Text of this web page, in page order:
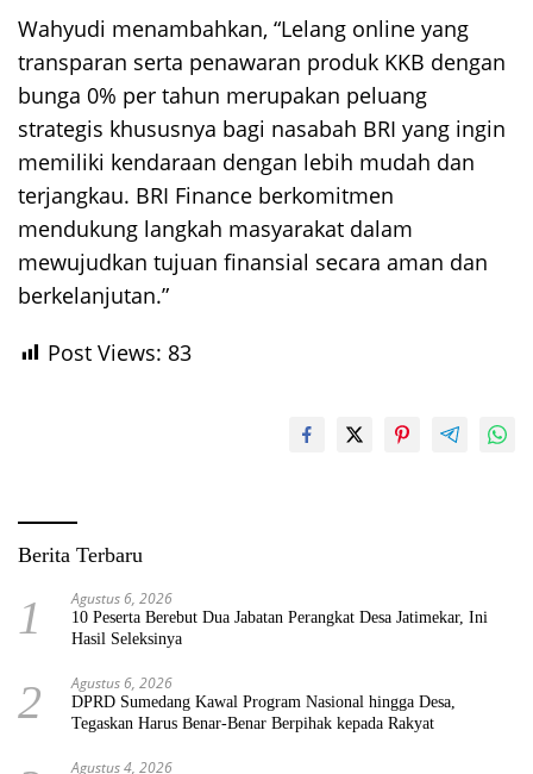
Wahyudi menambahkan, “Lelang online yang
transparan serta penawaran produk KKB dengan
bunga 0% per tahun merupakan peluang
strategis khususnya bagi nasabah BRI yang ingin
memiliki kendaraan dengan lebih mudah dan
terjangkau. BRI Finance berkomitmen
mendukung langkah masyarakat dalam
mewujudkan tujuan finansial secara aman dan
berkelanjutan.”
Post Views: 83
Berita Terbaru
1 Agustus 6, 2026
10 Peserta Berebut Dua Jabatan Perangkat Desa Jatimekar, Ini
Hasil Seleksinya
2 Agustus 6, 2026
DPRD Sumedang Kawal Program Nasional hingga Desa,
Tegaskan Harus Benar-Benar Berpihak kepada Rakyat
Agustus 4, 2026